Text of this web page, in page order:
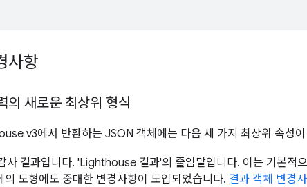
사항
의 새로운 최상위 형식
v3에서 반환하는 JSON 객체에는 다음 세 가지 최상위 속성
사 결과입니다. 'Lighthouse 결과'의 줄임말입니다. 이는 기본적
의 도형에도 중대한 변경사항이 도입되었습니다. 결과 객체 변경